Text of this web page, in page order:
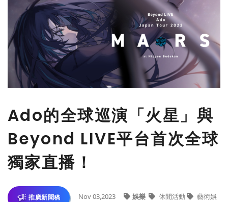
登入
Ado的全球巡演「火星」與
Beyond LIVE平台首次全球
獨家直播！
推廣新聞稿 Nov 03,2023 娛樂 休閒活動 藝術娛